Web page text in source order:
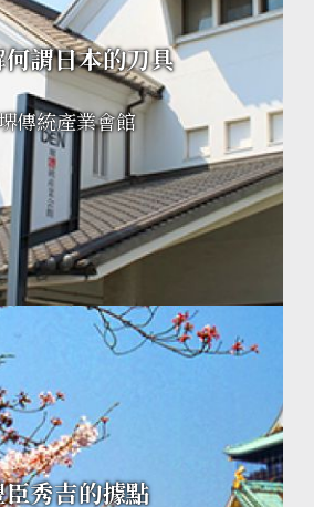
何謂日本的刀具
傳統產業會館
秀吉的據點